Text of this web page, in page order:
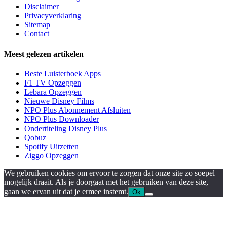
Disclaimer
Privacyverklaring
Sitemap
Contact
Meest gelezen artikelen
Beste Luisterboek Apps
F1 TV Opzeggen
Lebara Opzeggen
Nieuwe Disney Films
NPO Plus Abonnement Afsluiten
NPO Plus Downloader
Ondertiteling Disney Plus
Qobuz
Spotify Uitzetten
Ziggo Opzeggen
We gebruiken cookies om ervoor te zorgen dat onze site zo soepel
mogelijk draait. Als je doorgaat met het gebruiken van deze site,
gaan we ervan uit dat je ermee instemt. Ok